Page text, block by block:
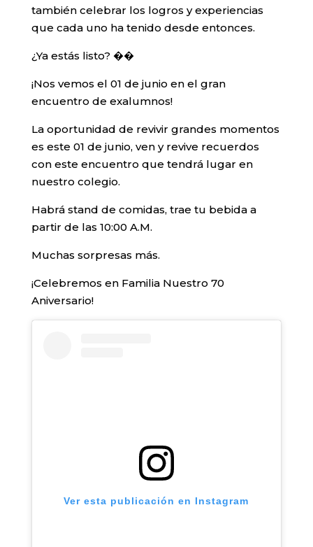
también celebrar los logros y experiencias
que cada uno ha tenido desde entonces.
¿Ya estás listo? ��
¡Nos vemos el 01 de junio en el gran
encuentro de exalumnos!
La oportunidad de revivir grandes momentos
es este 01 de junio, ven y revive recuerdos
con este encuentro que tendrá lugar en
nuestro colegio.
Habrá stand de comidas, trae tu bebida a
partir de las 10:00 A.M.
Muchas sorpresas más.
¡Celebremos en Familia Nuestro 70
Aniversario!
Ver esta publicación en Instagram